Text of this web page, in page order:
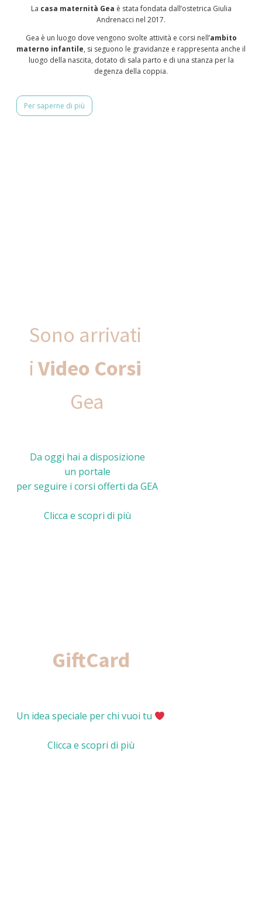
La casa maternità Gea è stata fondata dall’ostetrica Giulia
Andrenacci nel 2017.
Gea è un luogo dove vengono svolte attività e corsi nell’ambito
materno infantile, si seguono le gravidanze e rappresenta anche il
luogo della nascita, dotato di sala parto e di una stanza per la
degenza della coppia.
Per saperne di più
Sono arrivati
i Video Corsi
Gea
Da oggi hai a disposizione
un portale
per seguire i corsi offerti da GEA
Clicca e scopri di più
GiftCard
Un idea speciale per chi vuoi tu
Clicca e scopri di più